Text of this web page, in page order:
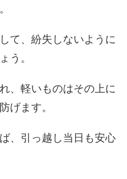
て、紛失しないように
う。
、軽いものはその上に
げます。
、引っ越し当日も安心